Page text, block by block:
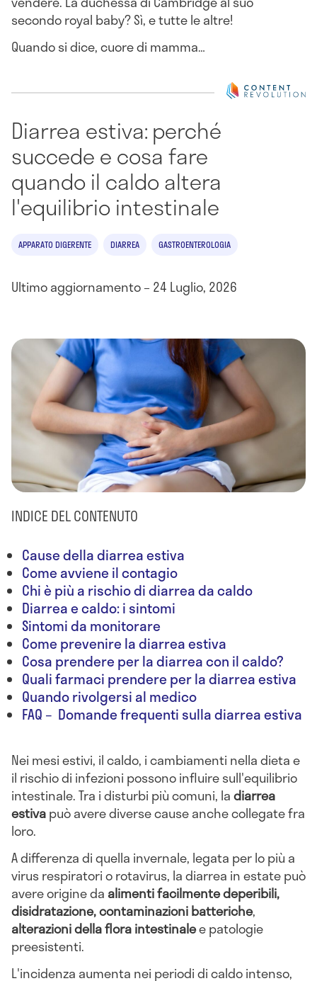
secondo royal baby? Sì, e tutte le altre!
Quando si dice, cuore di mamma…
Diarrea estiva: perché
succede e cosa fare
quando il caldo altera
l'equilibrio intestinale
APPARATO DIGERENTE DIARREA GASTROENTEROLOGIA
Ultimo aggiornamento – 24 Luglio, 2026
INDICE DEL CONTENUTO
Cause della diarrea estiva
Come avviene il contagio
Chi è più a rischio di diarrea da caldo
Diarrea e caldo: i sintomi
Sintomi da monitorare
Come prevenire la diarrea estiva
Cosa prendere per la diarrea con il caldo?
Quali farmaci prendere per la diarrea estiva
Quando rivolgersi al medico
FAQ – Domande frequenti sulla diarrea estiva
Nei mesi estivi, il caldo, i cambiamenti nella dieta e
il rischio di infezioni possono influire sull'equilibrio
intestinale. Tra i disturbi più comuni, ladiarrea
estivapuò avere diverse cause anche collegate fra
loro.
A differenza di quella invernale, legata per lo più a
virus respiratori o rotavirus, la diarrea in estate può
avere origine da alimenti facilmente deperibili,
disidratazione, contaminazioni batteriche,
alterazioni della flora intestinalee patologie
preesistenti.
L'incidenza aumenta nei periodi di caldo intenso,